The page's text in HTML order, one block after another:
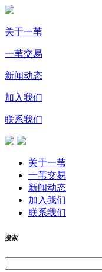
关于一苇
一苇交易
新闻动态
加入我们
联系我们
关于一苇
一苇交易
新闻动态
加入我们
联系我们
搜索